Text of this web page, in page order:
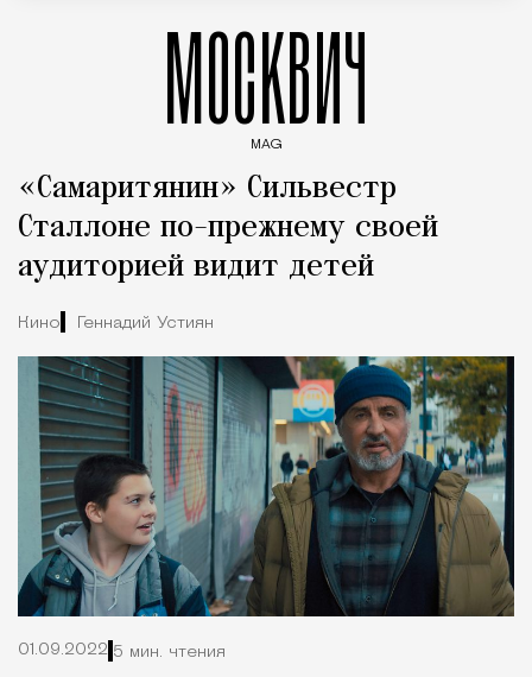
МОСКВИЧ
MAG
«Самаритянин» Сильвестр
Сталлоне по-прежнему своей
аудиторией видит детей
Кино Геннадий Устиян
01.09.2022 5 мин. чтения